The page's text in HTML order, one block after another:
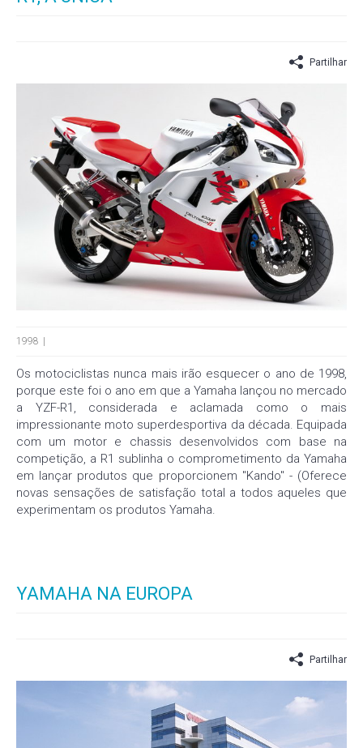
Partilhar
1998
Os motociclistas nunca mais irão esquecer o ano de 1998,
porque este foi o ano em que a Yamaha lançou no mercado
a YZF-R1, considerada e aclamada como o mais
impressionante moto superdesportiva da década. Equipada
com um motor e chassis desenvolvidos com base na
competição, a R1 sublinha o comprometimento da Yamaha
em lançar produtos que proporcionem "Kando" - (Oferece
novas sensações de satisfação total a todos aqueles que
experimentam os produtos Yamaha.
YAMAHA NA EUROPA
Partilhar